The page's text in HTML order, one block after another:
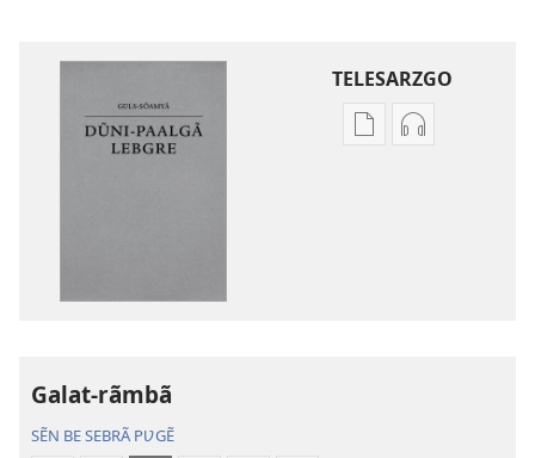
TELESARZGO
OptionsOptions
Galat-rãmbã
SẼN BE SEBRÃ PƲGẼ